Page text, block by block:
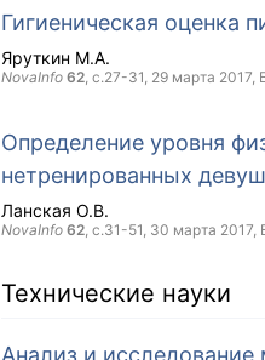
Гигиеническая оценка
Яруткин М.А.
NovaInfo 62, с.27-31, 29 марта 2017,
Определение уровня
нетренированных
Ланская О.В.
NovaInfo 62, с.31-51, 30 марта 2017,
Технические науки
Анализ и